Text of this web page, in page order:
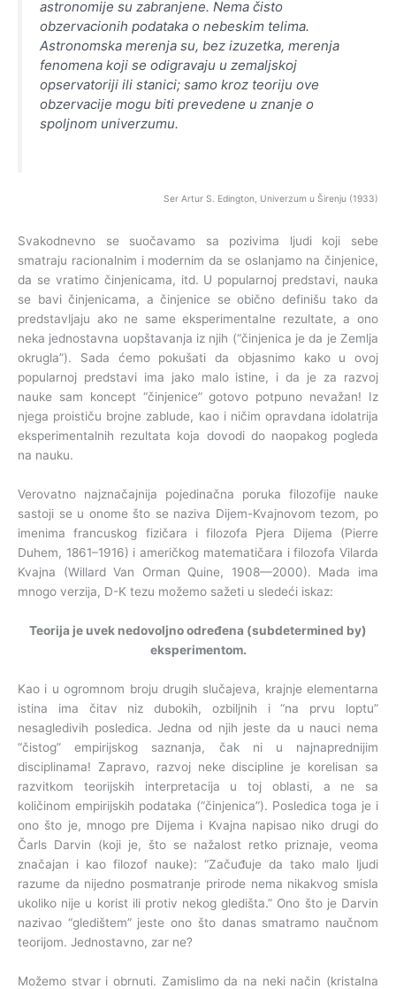
astronomije su zabranjene. Nema čisto
obzervacionih podataka o nebeskim telima.
Astronomska merenja su, bez izuzetka, merenja
fenomena koji se odigravaju u zemaljskoj
opservatoriji ili stanici; samo kroz teoriju ove
obzervacije mogu biti prevedene u znanje o
spoljnom univerzumu.
Ser Artur S. Edington, Univerzum u Širenju (1933)
Svakodnevno se suočavamo sa pozivima ljudi koji sebe
smatraju racionalnim i modernim da se oslanjamo na činjenice,
da se vratimo činjenicama, itd. U popularnoj predstavi, nauka
se bavi činjenicama, a činjenice se obično definišu tako da
predstavljaju ako ne same eksperimentalne rezultate, a ono
neka jednostavna uopštavanja iz njih (“činjenica je da je Zemlja
okrugla”). Sada ćemo pokušati da objasnimo kako u ovoj
popularnoj predstavi ima jako malo istine, i da je za razvoj
nauke sam koncept “činjenice” gotovo potpuno nevažan! Iz
njega proističu brojne zablude, kao i ničim opravdana idolatrija
eksperimentalnih rezultata koja dovodi do naopakog pogleda
na nauku.
Verovatno najznačajnija pojedinačna poruka filozofije nauke
sastoji se u onome što se naziva Dijem-Kvajnovom tezom, po
imenima francuskog fizičara i filozofa Pjera Dijema (Pierre
Duhem, 1861–1916) i američkog matematičara i filozofa Vilarda
Kvajna (Willard Van Orman Quine, 1908—2000). Mada ima
mnogo verzija, D-K tezu možemo sažeti u sledeći iskaz:
Teorija je uvek nedovoljno određena (subdetermined by)
eksperimentom.
Kao i u ogromnom broju drugih slučajeva, krajnje elementarna
istina ima čitav niz dubokih, ozbiljnih i “na prvu loptu”
nesagledivih posledica. Jedna od njih jeste da u nauci nema
“čistog” empirijskog saznanja, čak ni u najnaprednijim
disciplinama! Zapravo, razvoj neke discipline je korelisan sa
razvitkom teorijskih interpretacija u toj oblasti, a ne sa
količinom empirijskih podataka (“činjenica”). Posledica toga je i
ono što je, mnogo pre Dijema i Kvajna napisao niko drugi do
Čarls Darvin (koji je, što se nažalost retko priznaje, veoma
značajan i kao filozof nauke): “Začuđuje da tako malo ljudi
razume da nijedno posmatranje prirode nema nikakvog smisla
ukoliko nije u korist ili protiv nekog gledišta.” Ono što je Darvin
nazivao “gledištem” jeste ono što danas smatramo naučnom
teorijom. Jednostavno, zar ne?
Možemo stvar i obrnuti. Zamislimo da na neki način (kristalna